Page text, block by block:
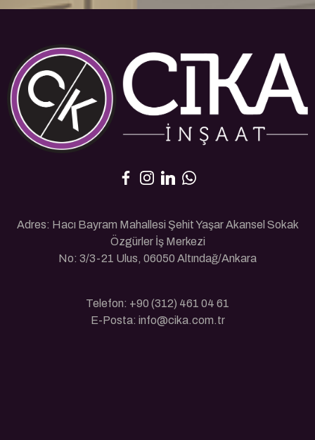
Adres: Hacı Bayram Mahallesi Şehit Yaşar Akansel Sokak
Özgürler İş Merkezi
No: 3/3-21 Ulus, 06050 Altındağ/Ankara
Telefon: +90 (312) 461 04 61
E-Posta: info@cika.com.tr